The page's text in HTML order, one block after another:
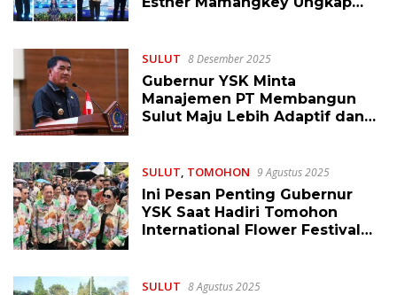
SULUT 8 Desember 2025
Gubernur YSK Minta
Manajemen PT Membangun
Sulut Maju Lebih Adaptif dan
SULUT, TOMOHON 9 Agustus 2025
Ini Pesan Penting Gubernur
YSK Saat Hadiri Tomohon
International Flower Festival
SULUT 8 Agustus 2025